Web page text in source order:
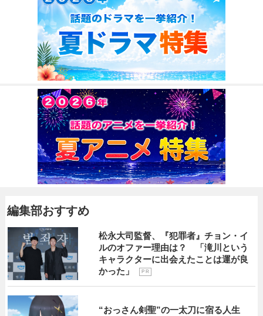
編集部おすすめ
松永大司監督、『犯罪者』チョン・イ
ルのオファー理由は？ 「滝川という
キャラクターに出会えたことは運が良
かった」
P R
“おっさん剣聖”の一太刀に宿る人生